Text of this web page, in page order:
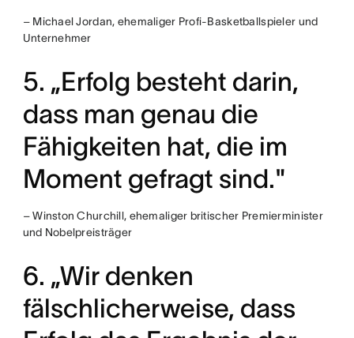
– Michael Jordan, ehemaliger Profi-Basketballspieler und
Unternehmer
5. „Erfolg besteht darin,
dass man genau die
Fähigkeiten hat, die im
Moment gefragt sind."
– Winston Churchill, ehemaliger britischer Premierminister
und Nobelpreisträger
6. „Wir denken
fälschlicherweise, dass